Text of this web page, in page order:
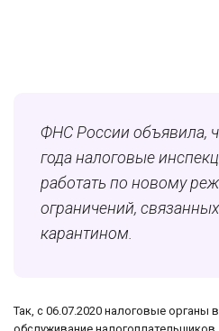
ФНС России объявила,
года налоговые
работать по новому
ограничений,
карантином.
Так, с 06.07.2020 налоговые органы